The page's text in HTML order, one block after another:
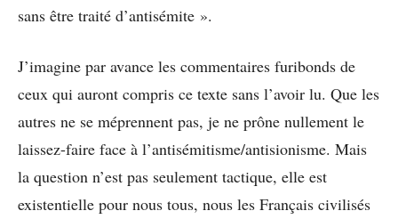
sans être traité d’antisémite ».
J’imagine par avance les commentaires furibonds de
ceux qui auront compris ce texte sans l’avoir lu. Que les
autres ne se méprennent pas, je ne prône nullement le
laissez-faire face à l’antisémitisme/antisionisme. Mais
la question n’est pas seulement tactique, elle est
existentielle pour nous tous, nous les Français civilisés